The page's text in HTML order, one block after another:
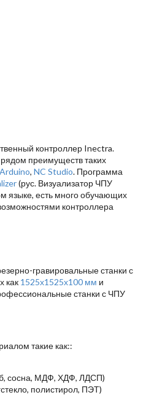
контроллер Inectra.
преимуществ таких
Arduino, NC Studio. Программа
(рус. Визуализатор ЧПУ
языке, есть много обучающих
контроллера
гравировальные станки с
как 1525х1525х100 мм и
станки с ЧПУ
такие как::
сосна, МДФ, ХДФ, ЛДСП)
полистирол, ПЭТ)